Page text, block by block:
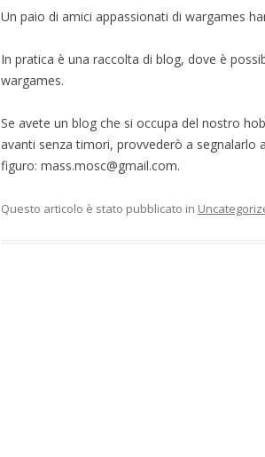
Un paio di amici appassionati di wargames
In pratica è una raccolta di blog, dove è
wargames.
Se avete un blog che si occupa del nostro
avanti senza timori, provvederò a
figuro: mass.mosc@gmail.com.
Questo articolo è stato pubblicato in